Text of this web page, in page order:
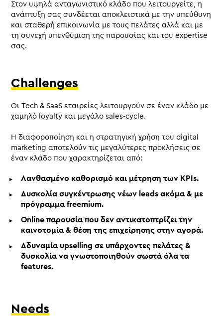
Στον υψηλά ανταγωνιστικό κλάδο που λειτουργείτε, η
ανάπτυξη σας συνδέεται αποκλειστικά με την υπεύθυνη
και σταθερή επικοινωνία με τους πελάτες αλλά και με
τη συνεχή υπενθύμιση της παρουσίας και του expertise
σας.
Challenges
Οι Tech & SaaS εταιρείες λειτουργούν σε έναν κλάδο με
χαμηλό loyalty και μεγάλο sales-cycle.
Η διαφοροποίηση και η στρατηγική χρήση του digital
marketing αποτελούν τις μεγαλύτερες προκλήσεις σε
έναν κλάδο που χαρακτηρίζεται από:
Λανθασμένο καθορισμό και μέτρηση των KPIs.
Δυσκολία συγκέντρωσης νέων leads ακόμα & με
πρόγραμμα freemium.
Online παρουσία που δεν αντικατοπτρίζει την
καινοτομία & θέση της επιχείρησης στην αγορά.
Αδυναμία upselling σε υπάρχοντες πελάτες &
δυσκολία να γνωστοποιηθούν σωστά όλα τα
features.
Needs